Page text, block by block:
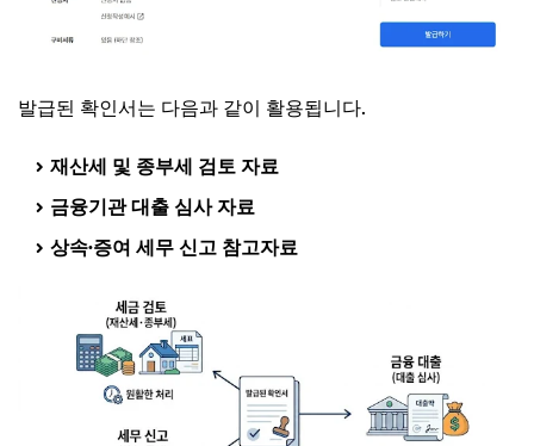
발급된 확인서는 다음과 같이 활용됩니다.
재산세 및 종부세 검토 자료
금융기관 대출 심사 자료
상속·증여 세무 신고 참고자료